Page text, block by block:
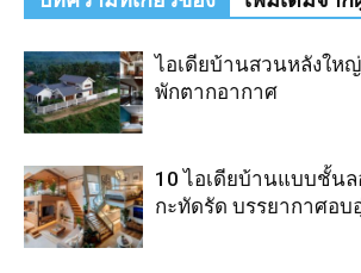
ไอเดียบ้านสวนหลังให
พักตากอากาศ
10 ไอเดียบ้านแบบชั้น
กะทัดรัด บรรยากาศอ